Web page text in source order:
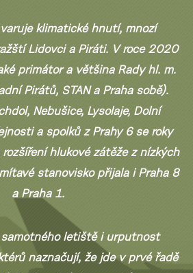
varuje klimatické hnutí, mnozí
Lidovci a Piráti. V roce 2020
primátor a většina Rady hl. m.
Pirátů, STAN a Praha sobě).
Nebušice, Lysolaje, Dolní
a spolků z Prahy 6 se roky
hlukové zátěže z nízkých
stanovisko přijala i Praha 8
a Praha 1.
letiště i urputnost
naznačují, že jde v prvé řadě